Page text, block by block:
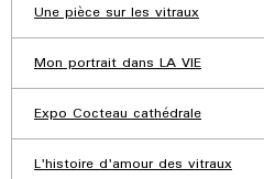
Une pièce sur les vitraux
Mon portrait dans LA VIE
Expo Cocteau cathédrale
L'histoire d'amour des vitraux